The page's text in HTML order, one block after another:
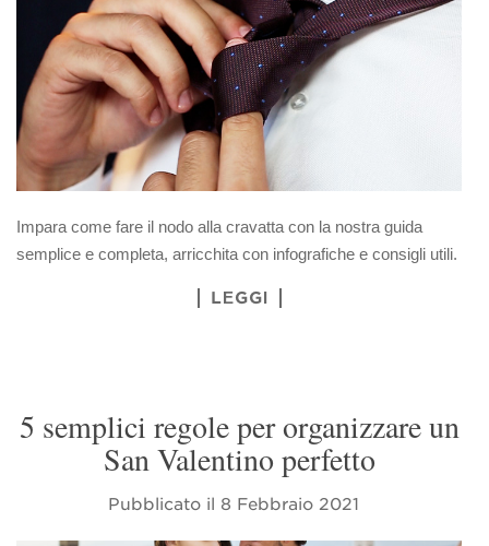
Impara come fare il nodo alla cravatta con la nostra guida
semplice e completa, arricchita con infografiche e consigli utili.
LEGGI
5 semplici regole per organizzare un
San Valentino perfetto
Pubblicato il 8 Febbraio 2021